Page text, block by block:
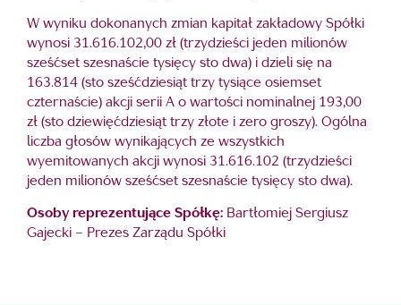
W wyniku dokonanych zmian kapitał zakładowy Spółki
wynosi 31.616.102,00 zł (trzydzieści jeden milionów
sześćset szesnaście tysięcy sto dwa) i dzieli się na
163.814 (sto sześćdziesiąt trzy tysiące osiemset
czternaście) akcji serii A o wartości nominalnej 193,00
zł (sto dziewięćdziesiąt trzy złote i zero groszy). Ogólna
liczba głosów wynikających ze wszystkich
wyemitowanych akcji wynosi 31.616.102 (trzydzieści
jeden milionów sześćset szesnaście tysięcy sto dwa).
Osoby reprezentujące Spółkę: Bartłomiej Sergiusz
Gajecki – Prezes Zarządu Spółki